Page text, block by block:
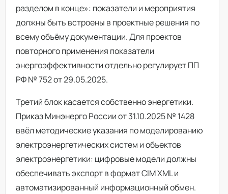
разделом в конце»: показатели и мероприятия
должны быть встроены в проектные решения по
всему объёму документации. Для проектов
повторного применения показатели
энергоэффективности отдельно регулирует ПП
РФ № 752 от 29.05.2025.
Третий блок касается собственно энергетики.
Приказ Минэнерго России от 31.10.2025 № 1428
ввёл методические указания по моделированию
электроэнергетических систем и объектов
электроэнергетики: цифровые модели должны
обеспечивать экспорт в формат CIM XML и
автоматизированный информационный обмен.